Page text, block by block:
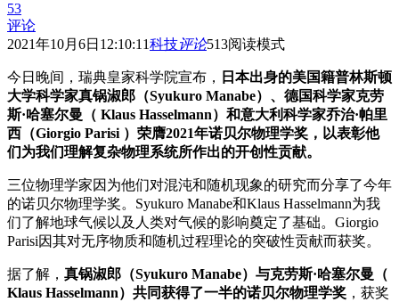
53
评论
2021年10月6日12:10:11科技评论513阅读模式
今日晚间，瑞典皇家科学院宣布，
日本出身的美国籍普林斯顿
大学科学家真锅淑郎（Syukuro Manabe）、德国科学家克劳
斯·哈塞尔曼（ Klaus Hasselmann）和意大利科学家乔治·帕里
西（Giorgio Parisi ）荣膺2021年诺贝尔物理学奖，以表彰他
们为我们理解复杂物理系统所作出的开创性贡献。
三位物理学家因为他们对混沌和随机现象的研究而分享了今年
的诺贝尔物理学奖。Syukuro Manabe和Klaus Hasselmann为我
们了解地球气候以及人类对气候的影响奠定了基础。Giorgio
Parisi因其对无序物质和随机过程理论的突破性贡献而获奖。
据了解， 真锅淑郎（Syukuro Manabe）与克劳斯·哈塞尔曼（
Klaus Hasselmann）共同获得了一半的诺贝尔物理学奖 ，获奖